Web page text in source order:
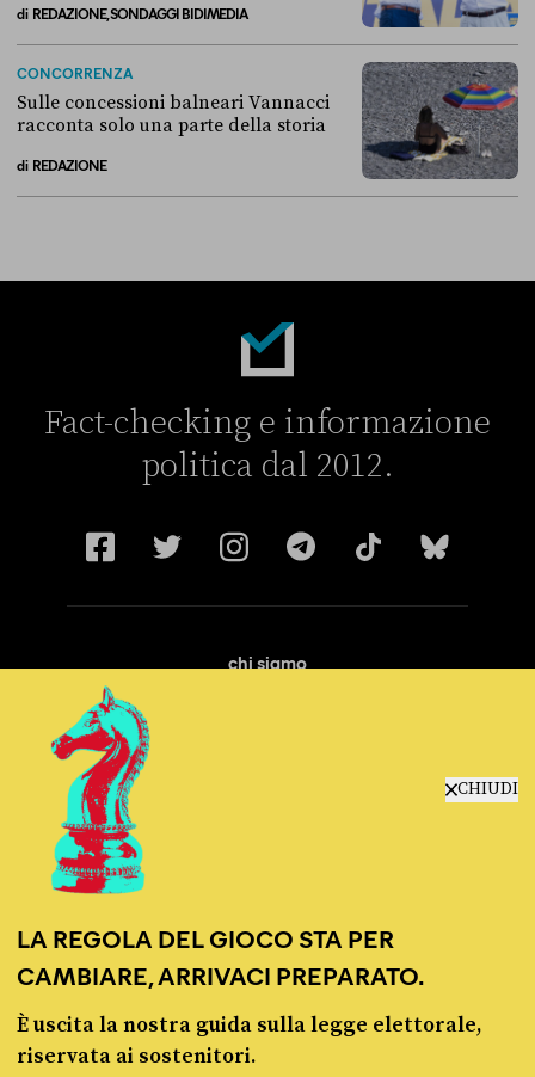
CHIUDI
LA REGOLA DEL GIOCO STA PER
CAMBIARE, ARRIVACI PREPARATO.
È uscita la nostra guida sulla legge elettorale,
riservata ai sostenitori.
di REDAZIONE, SONDAGGI BIDIMEDIA
CONCORRENZA
Sulle concessioni balneari Vannacci
racconta solo una parte della storia
di REDAZIONE
Fact-checking e informazione
politica dal 2012.
chi siamo
© Pagella Politica 2012 - 2026